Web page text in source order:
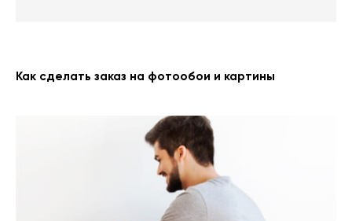
Как сделать заказ на фотообои и картины